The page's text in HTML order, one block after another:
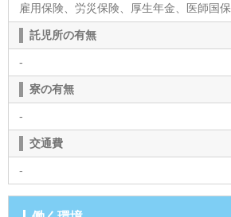
雇用保険、労災保険、厚生年金、医師国保
託児所の有無
-
寮の有無
-
交通費
-